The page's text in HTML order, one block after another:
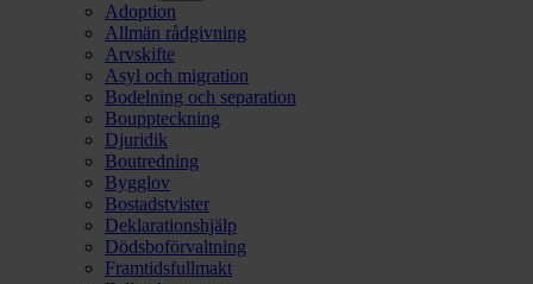
Adoption
Allmän rådgivning
Arvskifte
Asyl och migration
Bodelning och separation
Bouppteckning
Djuridik
Boutredning
Bygglov
Bostadstvister
Deklarationshjälp
Dödsboförvaltning
Framtidsfullmakt